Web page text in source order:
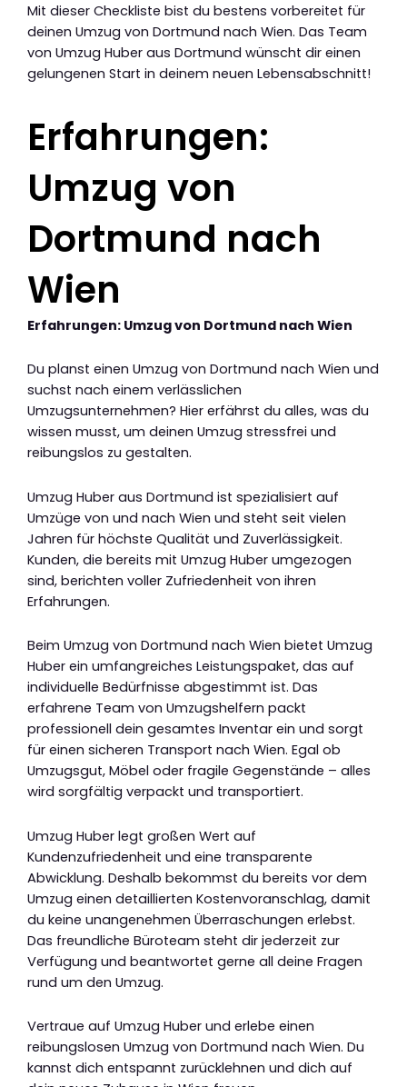
Mit dieser Checkliste bist du bestens vorbereitet für
deinen Umzug von Dortmund nach Wien. Das Team
von Umzug Huber aus Dortmund wünscht dir einen
gelungenen Start in deinem neuen Lebensabschnitt!
Erfahrungen:
Umzug von
Dortmund nach
Wien
Erfahrungen: Umzug von Dortmund nach Wien
Du planst einen Umzug von Dortmund nach Wien und
suchst nach einem verlässlichen
Umzugsunternehmen? Hier erfährst du alles, was du
wissen musst, um deinen Umzug stressfrei und
reibungslos zu gestalten.
Umzug Huber aus Dortmund ist spezialisiert auf
Umzüge von und nach Wien und steht seit vielen
Jahren für höchste Qualität und Zuverlässigkeit.
Kunden, die bereits mit Umzug Huber umgezogen
sind, berichten voller Zufriedenheit von ihren
Erfahrungen.
Beim Umzug von Dortmund nach Wien bietet Umzug
Huber ein umfangreiches Leistungspaket, das auf
individuelle Bedürfnisse abgestimmt ist. Das
erfahrene Team von Umzugshelfern packt
professionell dein gesamtes Inventar ein und sorgt
für einen sicheren Transport nach Wien. Egal ob
Umzugsgut, Möbel oder fragile Gegenstände – alles
wird sorgfältig verpackt und transportiert.
Umzug Huber legt großen Wert auf
Kundenzufriedenheit und eine transparente
Abwicklung. Deshalb bekommst du bereits vor dem
Umzug einen detaillierten Kostenvoranschlag, damit
du keine unangenehmen Überraschungen erlebst.
Das freundliche Büroteam steht dir jederzeit zur
Verfügung und beantwortet gerne all deine Fragen
rund um den Umzug.
Vertraue auf Umzug Huber und erlebe einen
reibungslosen Umzug von Dortmund nach Wien. Du
kannst dich entspannt zurücklehnen und dich auf